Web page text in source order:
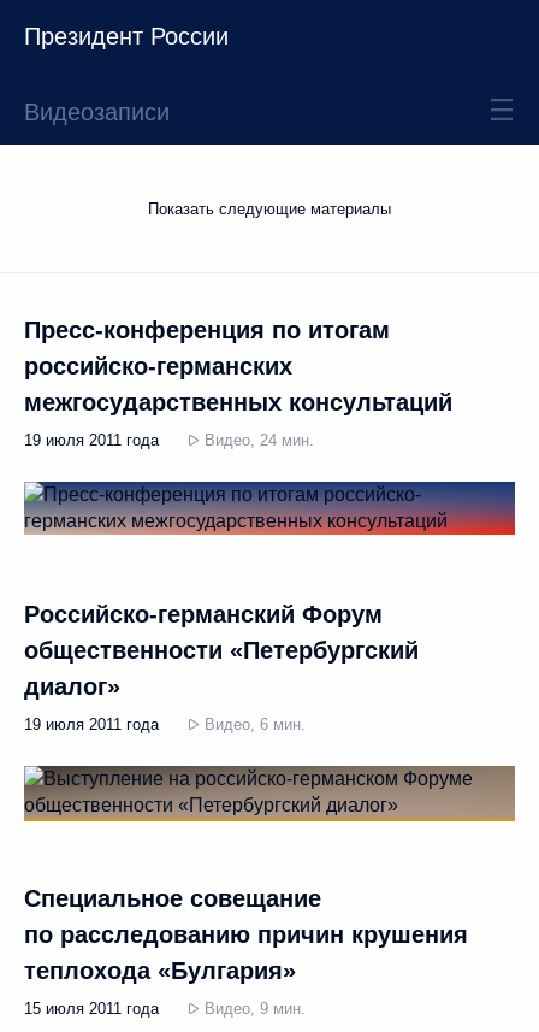
Президент России
Видеозаписи
Показать следующие материалы
Пресс-конференция по итогам
российско-германских
межгосударственных консультаций
19 июля 2011 года Видео, 24 мин.
Российско-германский Форум
общественности «Петербургский
диалог»
19 июля 2011 года Видео, 6 мин.
Специальное совещание
по расследованию причин крушения
теплохода «Булгария»
15 июля 2011 года Видео, 9 мин.